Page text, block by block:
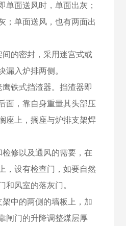
单面送风时，单面出灰；
；单面送风，也有两面出
间的密封，采用迷宫式或
漏入炉排两侧。
鹰铁式挡渣器。挡渣器即
面，靠自身重量其头部压
座上，搁座与炉排支架焊
检修以及通风的需要，在
，设有检查门，如要自然
和风室的落灰门。
架中的两侧的墙板上，加
闸门的升降调整煤层厚